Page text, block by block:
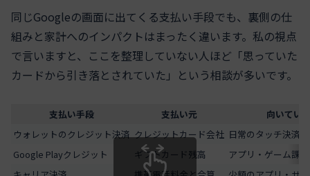
同じGoogleの画面に出てくる支払い手段でも、裏側の仕
組みと家計へのインパクトはまったく違います。私の視点
で言いますと、ここを整理していない人ほど「思っていた
カードから引き落とされていた」という相談が多いです。
支払い手段 支払い元
向いてい
ウォレットのクレジット決済 クレジットカード会社 日常のタッチ決済
Google Playクレジット
ギフトカード残高
アプリ・ゲーム課金